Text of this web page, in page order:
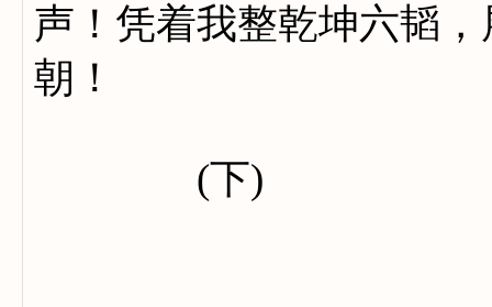
声！凭着我整乾坤六韬
朝！
(下)